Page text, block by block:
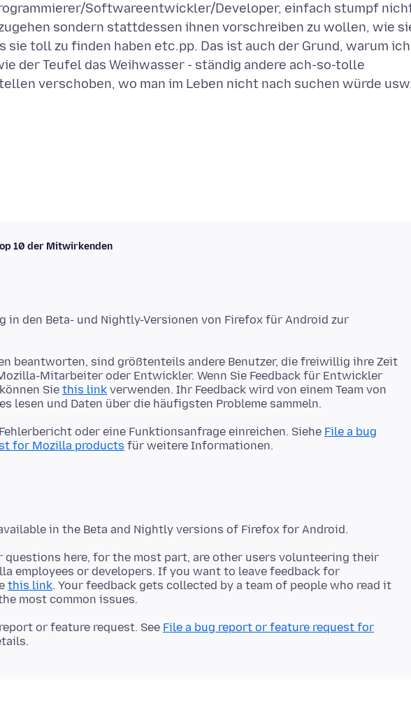
Softwareentwickler/Developer, einfach stumpf
sondern stattdessen ihnen vorschreiben zu wollen, wie
sie toll zu finden haben etc.pp. Das ist auch der Grund, warum ich
der Teufel das Weihwasser - ständig andere ach-so-tolle
verschoben, wo man im Leben nicht nach suchen würde
10 der Mitwirkenden
in den Beta- und Nightly-Versionen von Firefox für Android zur
beantworten, sind größtenteils andere Benutzer, die freiwillig ihre Zeit
Mitarbeiter oder Entwickler. Wenn Sie Feedback für Entwickler
Sie this link verwenden. Ihr Feedback wird von einem Team von
oder eine Funktionsanfrage einreichen. Siehe File a bug
for Mozilla products
questions here, for the most part, are other users volunteering their
employees or developers. If you want to leave feedback for
this link. Your feedback gets collected by a team of people who read it
or feature request. See File a bug report or feature request for